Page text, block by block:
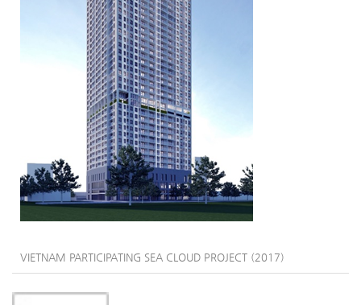
VIETNAM PARTICIPATING SEA CLOUD PROJECT (2017)